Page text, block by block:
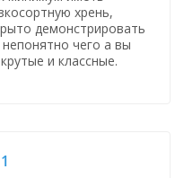
хрень,
демонстрировать
чего а вы
и классные.
1